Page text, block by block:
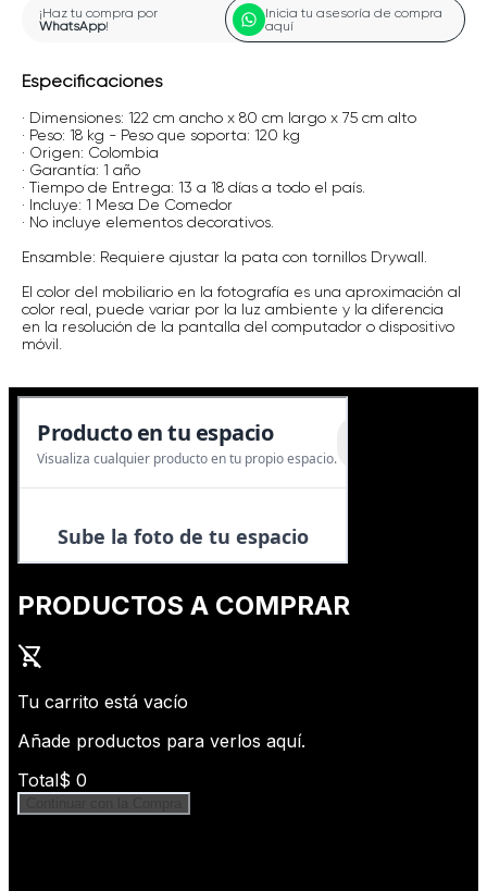
¡Haz tu compra por
WhatsApp!
Inicia tu asesoría de compra
aquí
Especificaciones
· Dimensiones: 122 cm ancho x 80 cm largo x 75 cm alto
· Peso: 18 kg - Peso que soporta: 120 kg
· Origen: Colombia
· Garantía: 1 año
· Tiempo de Entrega: 13 a 18 días a todo el país.
· Incluye: 1 Mesa De Comedor
· No incluye elementos decorativos.
Ensamble: Requiere ajustar la pata con tornillos Drywall.
El color del mobiliario en la fotografía es una aproximación al
color real, puede variar por la luz ambiente y la diferencia
en la resolución de la pantalla del computador o dispositivo
móvil.